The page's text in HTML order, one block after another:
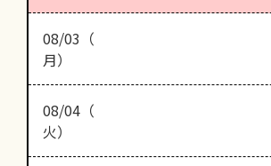
08/03（
月）
08/04（
火）